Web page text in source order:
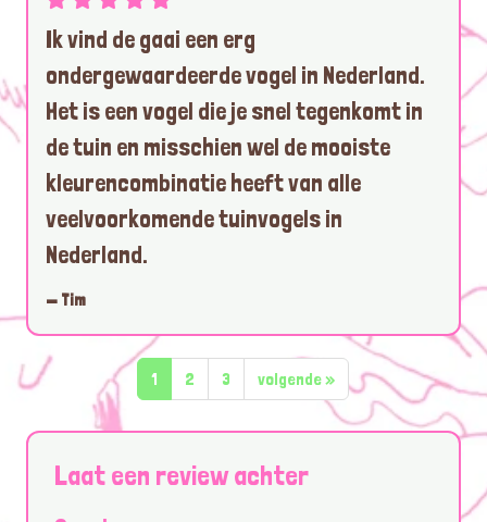
Ik vind de gaai een erg
ondergewaardeerde vogel in Nederland.
Het is een vogel die je snel tegenkomt in
de tuin en misschien wel de mooiste
kleurencombinatie heeft van alle
veelvoorkomende tuinvogels in
Nederland.
— Tim
1 2 3 volgende»
Laat een review achter